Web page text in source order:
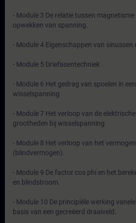
- Module 3 De relatie tussen
opwekken van spanning.
- Module 4 Eigenschappen van sinussen
- Module 5 Driefasentechniek
- Module 6 Het gedrag van spoelen in
wisselspanning
- Module 7 Het verloop van de
grootheden bij wisselspanning
- Module 8 Het verloop van het
(blindvermogen).
- Module 9 De factor cos phi en het
en blindstroom.
- Module 10 De principiële werking
basis van een gecreëerd draaiveld.